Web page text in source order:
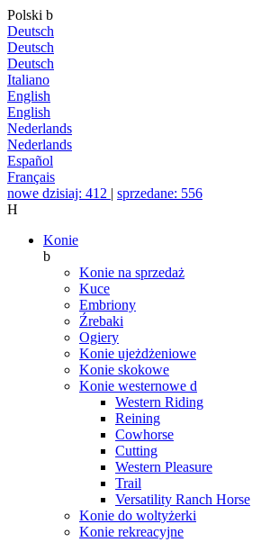
Polski b
Deutsch
Deutsch
Deutsch
Italiano
English
English
Nederlands
Nederlands
Español
Français
nowe dzisiaj: 412 | sprzedane: 556
H
Konie
b
Konie na sprzedaż
Kuce
Embriony
Źrebaki
Ogiery
Konie ujeżdżeniowe
Konie skokowe
Konie westernowe d
Western Riding
Reining
Cowhorse
Cutting
Western Pleasure
Trail
Versatility Ranch Horse
Konie do woltyżerki
Konie rekreacyjne